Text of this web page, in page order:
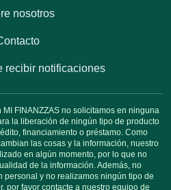
nosotros
recibir notificaciones
MI FINANZZAS no solicitamos en ninguna
la liberación de ningún tipo de producto
financiamiento o préstamo. Como
las cosas y la información, nuestro
en algún momento, por lo que no
de la información. Además, no
personal y no realizamos ningún tipo de
por favor contacte a nuestro equipo de